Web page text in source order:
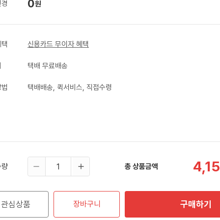
0원
신용카드 무이자 혜택
택배 무료배송
택배배송, 퀵서비스, 직접수령
량 총 상품금액
관심상품 장바구니 구매하기